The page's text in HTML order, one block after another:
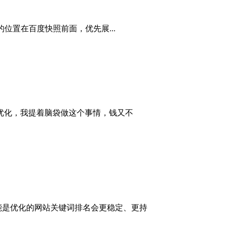
置在百度快照前面，优先展...
，我提着脑袋做这个事情，钱又不
优化的网站关键词排名会更稳定、更持